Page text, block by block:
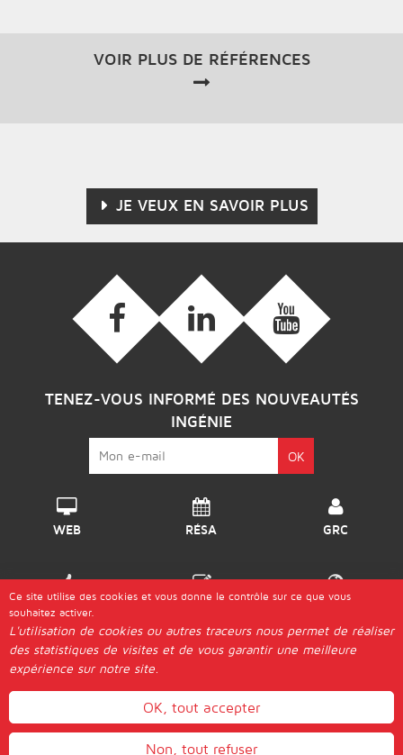
VOIR PLUS DE RÉFÉRENCES
JE VEUX EN SAVOIR PLUS
TENEZ-VOUS INFORMÉ DES NOUVEAUTÉS
INGÉNIE
WEB RÉSA GRC
DISPO GÉRER DESTINATIONS
© 2026 Ingénie |
Les "Génies"
Postuler Plan d'Accès
Mentions légales
Actualités Gestion des cookies
WEBMAIL
Ce site utilise des cookies et vous donne le contrôle sur ce que vous
souhaitez activer.
L'utilisation de cookies ou autres traceurs nous permet de réaliser
des statistiques de visites et de vous garantir une meilleure
expérience sur notre site.
OK, tout accepter
Non, tout refuser